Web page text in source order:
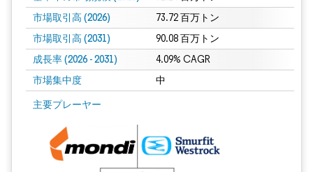
市場取引高 (2026) 73.72 百万トン
市場取引高 (2031) 90.08 百万トン
成長率 (2026 - 2031) 4.09% CAGR
市場集中度 中
主要プレーヤー
画像 © Mordor Intelligence。再利用にはCC BY 4.0の表示が必要です。